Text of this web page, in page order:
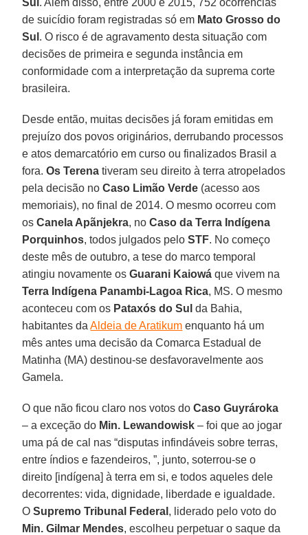
de suicídio foram registradas só em Mato Grosso do
Sul . O risco é de agravamento desta situação com
decisões de primeira e segunda instância em
conformidade com a interpretação da suprema corte
brasileira.
Desde então, muitas decisões já foram emitidas em
prejuízo dos povos originários, derrubando processos
e atos demarcatório em curso ou finalizados Brasil a
fora.Os Terena tiveram seu direito à terra atropelados
pela decisão noCaso Limão Verde (acesso aos
memoriais), no final de 2014. O mesmo ocorreu com
osCanela Apãnjekra, noCaso da Terra Indígena
Porquinhos, todos julgados peloSTF. No começo
deste mês de outubro, a tese do marco temporal
atingiu novamente osGuarani Kaiowá que vivem na
Terra Indígena Panambi-Lagoa Rica, MS. O mesmo
aconteceu com os Pataxós do Sul da Bahia,
habitantes daAldeia de Aratikum enquanto há um
mês antes uma decisão da Comarca Estadual de
Matinha (MA) destinou-se desfavoravelmente aos
Gamela.
O que não ficou claro nos votos doCaso Guyrároka
– a exceção do Min. Lewandowisk – foi que ao jogar
uma pá de cal nas “disputas infindáveis sobre terras,
entre índios e fazendeiros, ”, junto, soterrou-se o
direito [indígena] à terra em si, e todos aqueles dele
decorrentes: vida, dignidade, liberdade e igualdade.
OSupremo Tribunal Federal , liderado pelo voto do
Min. Gilmar Mendes, escolheu perpetuar o saque da